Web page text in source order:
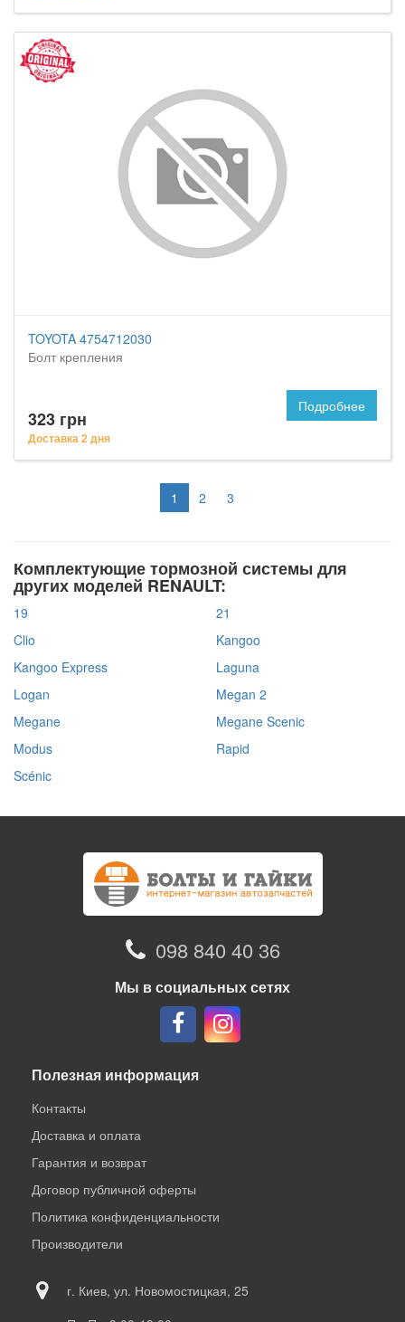
TOYOTA 4754712030
Болт крепления
323 грн
Доставка 2 дня
Подробнее
1 2 3
Комплектующие тормозной системы для
других моделей RENAULT:
19
21
Clio
Kangoo
Kangoo Express
Laguna
Logan
Megan 2
Megane
Megane Scenic
Modus
Rapid
Scénic
098 840 40 36
Мы в социальных сетях
Полезная информация
Контакты
Доставка и оплата
Гарантия и возврат
Договор публичной оферты
Политика конфиденциальности
Производители
г. Киев, ул. Новомостицкая, 25